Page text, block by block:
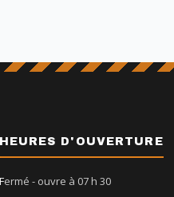
HEURES D'OUVERTURE
Fermé - ouvre à 07 h 30